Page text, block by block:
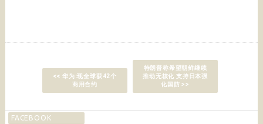
<< 华为:现全球获42个
商用合约
特朗普称希望朝鲜继续
推动无核化 支持日本强
化国防 >>
FACEBOOK